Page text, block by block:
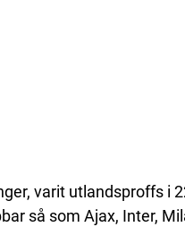
varit utlandsproffs i
så som Ajax, Inter,